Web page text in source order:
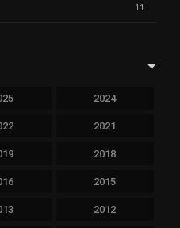
11
2024
2021
2018
2015
2012